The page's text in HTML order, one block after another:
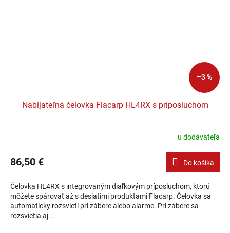
–3 %
Nabíjateľná čelovka Flacarp HL4RX s príposluchom
u dodávateľa
86,50 € Do košíka
Čelovka HL4RX s integrovaným diaľkovým príposluchom, ktorú
môžete spárovať až s desiatimi produktami Flacarp. Čelovka sa
automaticky rozsvieti pri zábere alebo alarme. Pri zábere sa
rozsvietia aj...